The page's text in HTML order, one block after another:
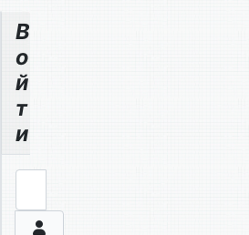
В
о
й
т
и